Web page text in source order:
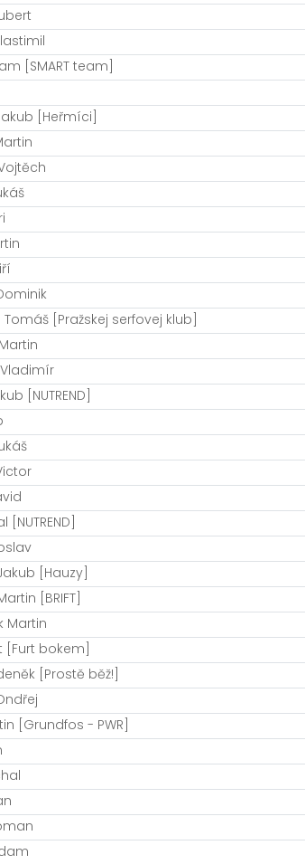
[SMART team]
[Heřmíci]
[Pražskej serfovej klub]
[NUTREND]
[Hauzy]
[BRIFT]
Martin
[Furt bokem]
[Prostě běž!]
[Grundfos - PWR]